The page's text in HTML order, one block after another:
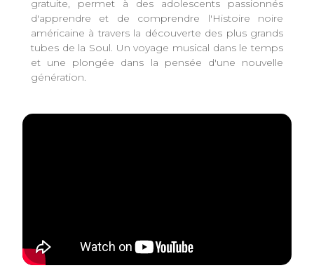
gratuite, permet à des adolescents passionnés
d'apprendre et de comprendre l'Histoire noire
américaine à travers la découverte des plus grands
tubes de la Soul. Un voyage musical dans le temps
et une plongée dans la pensée d'une nouvelle
génération.